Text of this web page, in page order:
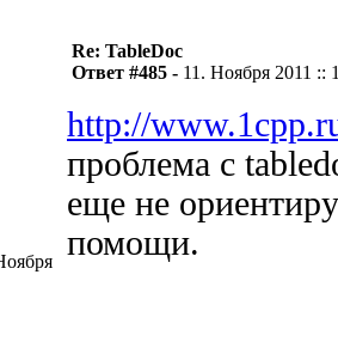
Re: TableDoc
Ответ #485 - 11. Ноября 2011 ::
http://
проблема с
еще не
помощи.